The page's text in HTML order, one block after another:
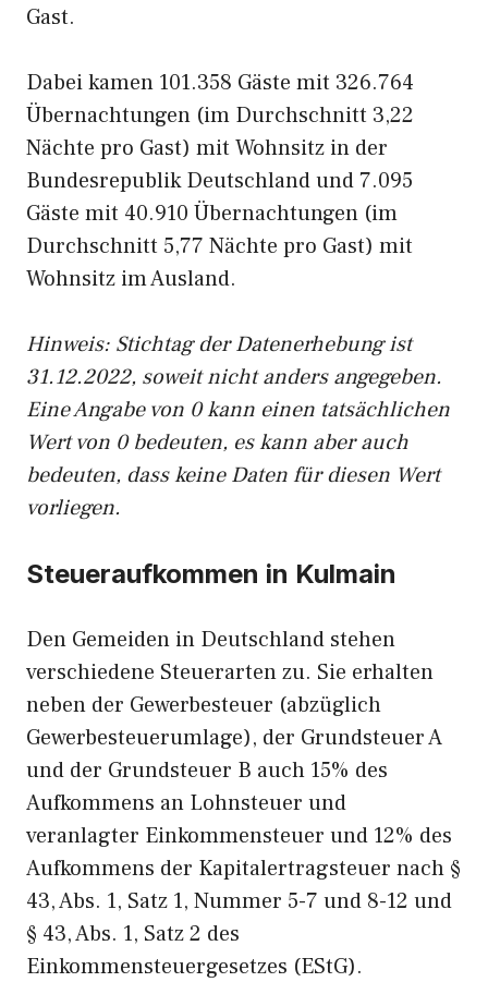
Gast.
Dabei kamen 101.358 Gäste mit 326.764
Übernachtungen (im Durchschnitt 3,22
Nächte pro Gast) mit Wohnsitz in der
Bundesrepublik Deutschland und 7.095
Gäste mit 40.910 Übernachtungen (im
Durchschnitt 5,77 Nächte pro Gast) mit
Wohnsitz im Ausland.
Hinweis: Stichtag der Datenerhebung ist
31.12.2022, soweit nicht anders angegeben.
Eine Angabe von 0 kann einen tatsächlichen
Wert von 0 bedeuten, es kann aber auch
bedeuten, dass keine Daten für diesen Wert
vorliegen.
Steueraufkommen in Kulmain
Den Gemeiden in Deutschland stehen
verschiedene Steuerarten zu. Sie erhalten
neben der Gewerbesteuer (abzüglich
Gewerbesteuerumlage), der Grundsteuer A
und der Grundsteuer B auch 15% des
Aufkommens an Lohnsteuer und
veranlagter Einkommensteuer und 12% des
Aufkommens der Kapitalertragsteuer nach §
43, Abs. 1, Satz 1, Nummer 5-7 und 8-12 und
§ 43, Abs. 1, Satz 2 des
Einkommensteuergesetzes (EStG).